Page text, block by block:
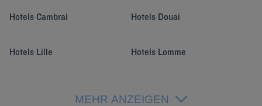
Hotels Cambrai Hotels Douai
Hotels Lille Hotels Lomme
MEHR ANZEIGEN